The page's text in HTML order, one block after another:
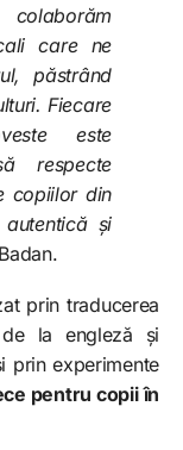
care ne
păstrând
Fiecare
este
respecte
copiilor din
și
prin traducerea
la engleză și
prin experimente
pentru copii în